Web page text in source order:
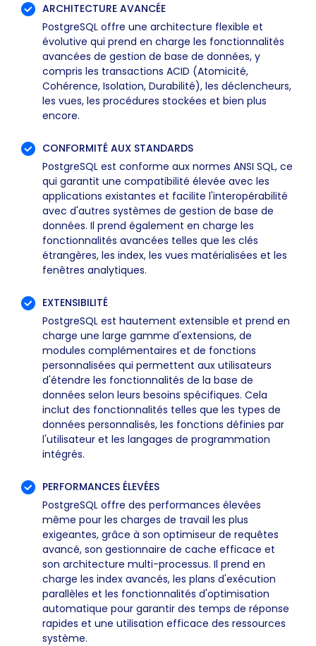
ARCHITECTURE AVANCÉE
PostgreSQL offre une architecture flexible et
évolutive qui prend en charge les fonctionnalités
avancées de gestion de base de données, y
compris les transactions ACID (Atomicité,
Cohérence, Isolation, Durabilité), les déclencheurs,
les vues, les procédures stockées et bien plus
encore.
CONFORMITÉ AUX STANDARDS
PostgreSQL est conforme aux normes ANSI SQL, ce
qui garantit une compatibilité élevée avec les
applications existantes et facilite l'interopérabilité
avec d'autres systèmes de gestion de base de
données. Il prend également en charge les
fonctionnalités avancées telles que les clés
étrangères, les index, les vues matérialisées et les
fenêtres analytiques.
EXTENSIBILITÉ
PostgreSQL est hautement extensible et prend en
charge une large gamme d'extensions, de
modules complémentaires et de fonctions
personnalisées qui permettent aux utilisateurs
d'étendre les fonctionnalités de la base de
données selon leurs besoins spécifiques. Cela
inclut des fonctionnalités telles que les types de
données personnalisés, les fonctions définies par
l'utilisateur et les langages de programmation
intégrés.
PERFORMANCES ÉLEVÉES
PostgreSQL offre des performances élevées
même pour les charges de travail les plus
exigeantes, grâce à son optimiseur de requêtes
avancé, son gestionnaire de cache efficace et
son architecture multi-processus. Il prend en
charge les index avancés, les plans d'exécution
parallèles et les fonctionnalités d'optimisation
automatique pour garantir des temps de réponse
rapides et une utilisation efficace des ressources
système.